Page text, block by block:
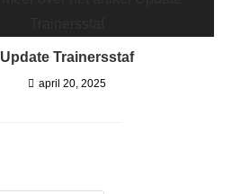
Update Trainersstaf
april 20, 2025